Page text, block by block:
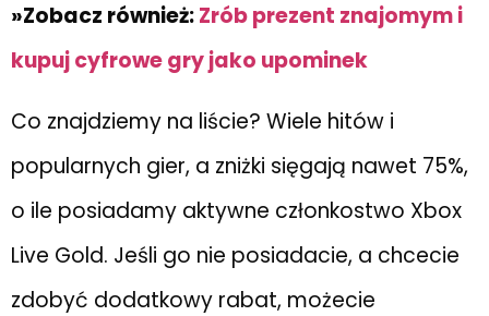
»Zobacz również:Zrób prezent znajomym i
kupuj cyfrowe gry jako upominek
Co znajdziemy na liście? Wiele hitów i
popularnych gier, a zniżki sięgają nawet 75%,
o ile posiadamy aktywne członkostwo Xbox
Live Gold. Jeśli go nie posiadacie, a chcecie
zdobyć dodatkowy rabat, możecie